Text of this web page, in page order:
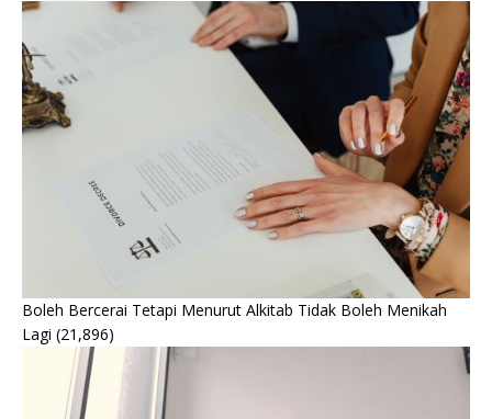
Boleh Bercerai Tetapi Menurut Alkitab Tidak Boleh Menikah
Lagi (21,896)